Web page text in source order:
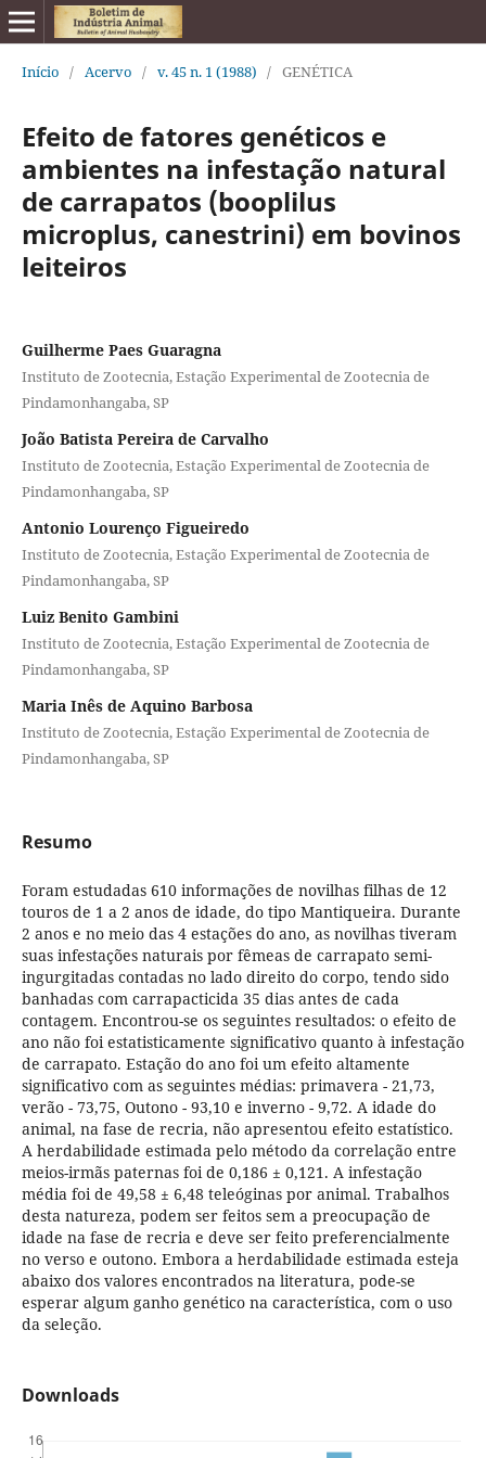
Início / Acervo / v. 45 n. 1 (1988) / GENÉTICA
Efeito de fatores genéticos e
ambientes na infestação natural
de carrapatos (booplilus
microplus, canestrini) em bovinos
leiteiros
Guilherme Paes Guaragna
Instituto de Zootecnia, Estação Experimental de Zootecnia de
Pindamonhangaba, SP
João Batista Pereira de Carvalho
Instituto de Zootecnia, Estação Experimental de Zootecnia de
Pindamonhangaba, SP
Antonio Lourenço Figueiredo
Instituto de Zootecnia, Estação Experimental de Zootecnia de
Pindamonhangaba, SP
Luiz Benito Gambini
Instituto de Zootecnia, Estação Experimental de Zootecnia de
Pindamonhangaba, SP
Maria Inês de Aquino Barbosa
Instituto de Zootecnia, Estação Experimental de Zootecnia de
Pindamonhangaba, SP
Resumo
Foram estudadas 610 informações de novilhas filhas de 12
touros de 1 a 2 anos de idade, do tipo Mantiqueira. Durante
2 anos e no meio das 4 estações do ano, as novilhas tiveram
suas infestações naturais por fêmeas de carrapato semi-
ingurgitadas contadas no lado direito do corpo, tendo sido
banhadas com carrapacticida 35 dias antes de cada
contagem. Encontrou-se os seguintes resultados: o efeito de
ano não foi estatisticamente significativo quanto à infestação
de carrapato. Estação do ano foi um efeito altamente
significativo com as seguintes médias: primavera - 21,73,
verão - 73,75, Outono - 93,10 e inverno - 9,72. A idade do
animal, na fase de recria, não apresentou efeito estatístico.
A herdabilidade estimada pelo método da correlação entre
meios-irmãs paternas foi de 0,186 ± 0,121. A infestação
média foi de 49,58 ± 6,48 teleóginas por animal. Trabalhos
desta natureza, podem ser feitos sem a preocupação de
idade na fase de recria e deve ser feito preferencialmente
no verso e outono. Embora a herdabilidade estimada esteja
abaixo dos valores encontrados na literatura, pode-se
esperar algum ganho genético na característica, com o uso
da seleção.
Downloads